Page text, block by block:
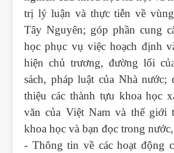
trị lý luận và thực tiễn về
Tây Nguyên; góp phần cung
học phục vụ việc hoạch định
hiện chủ trương, đường lối
sách, pháp luật của Nhà
thiệu các thành tựu khoa học
văn của Việt Nam và thế giới
khoa học và bạn đọc trong
- Thông tin về các hoạt động